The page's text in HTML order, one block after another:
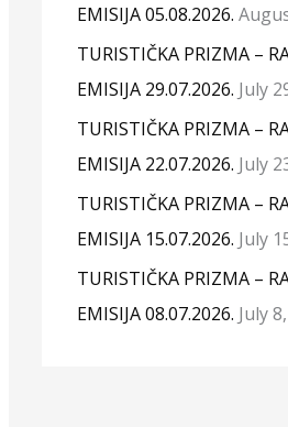
EMISIJA 05.08.2026.
TURISTIČKA PRIZMA –
EMISIJA 29.07.2026. July
TURISTIČKA PRIZMA –
EMISIJA 22.07.2026. July
TURISTIČKA PRIZMA –
EMISIJA 15.07.2026. July
TURISTIČKA PRIZMA –
EMISIJA 08.07.2026. July